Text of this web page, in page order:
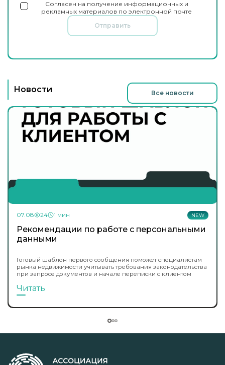
Согласен на получение информационных и
рекламных материалов по электронной почте
Отправить
Новости Все новости
NEW
07.08 24 1 мин
Рекомендации по работе с персональными
данными
Готовый шаблон первого сообщения поможет специалистам
рынка недвижимости учитывать требования законодательства
при запросе документов и начале переписки с клиентом
Читать